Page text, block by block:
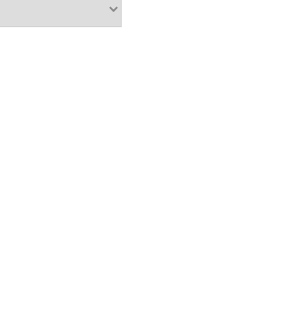
APBD